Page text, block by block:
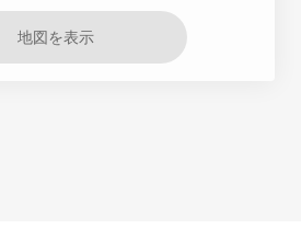
地図を表示